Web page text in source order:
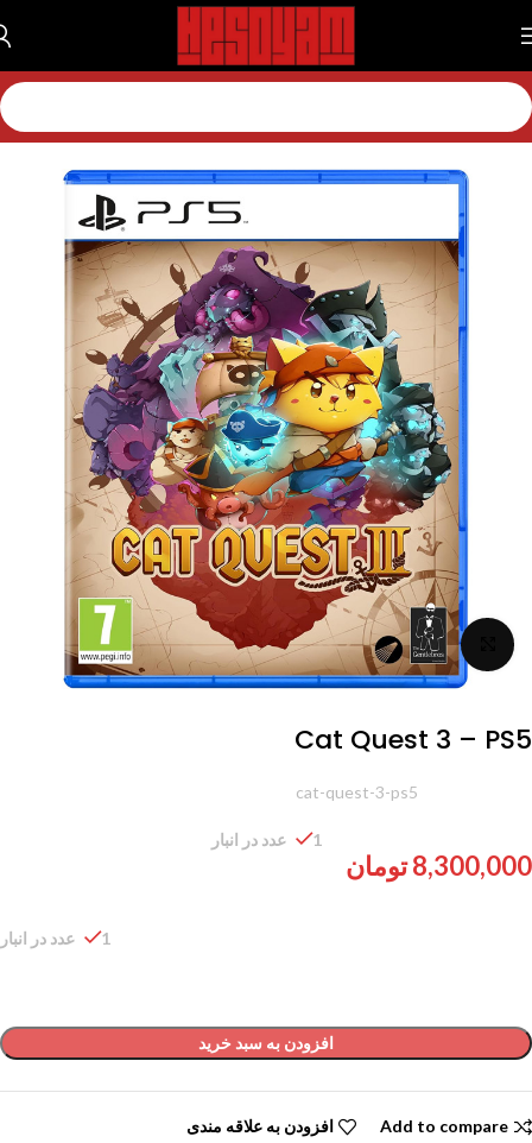
خانه بازی بازی پلی استیشن بازی پلی استیشن 5
برای بزرگنمایی کلیک کنید
Cat Quest 3 – PS5
cat-quest-3-ps5
8,300,000تومان
1 عدد در انبار
1 عدد در انبار
افزودن به سبد خرید
Add to compare افزودن به علاقه مندی